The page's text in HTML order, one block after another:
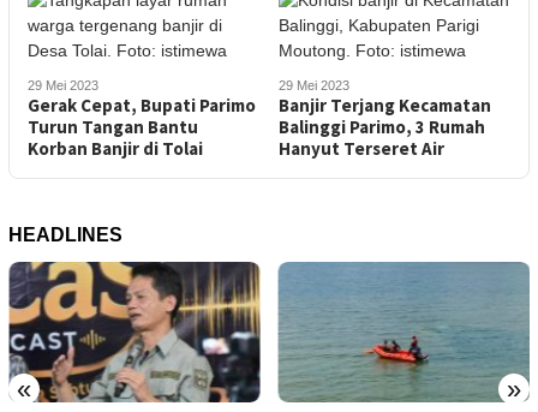
29 Mei 2023
Gerak Cepat, Bupati Parimo
Turun Tangan Bantu
Korban Banjir di Tolai
29 Mei 2023
Banjir Terjang Kecamatan
Balinggi Parimo, 3 Rumah
Hanyut Terseret Air
HEADLINES
« »